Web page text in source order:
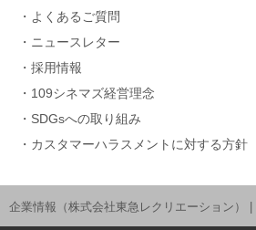
よくあるご質問
ニュースレター
採用情報
109シネマズ経営理念
SDGsへの取り組み
カスタマーハラスメントに対する方針
企業情報（株式会社東急レクリエーション）